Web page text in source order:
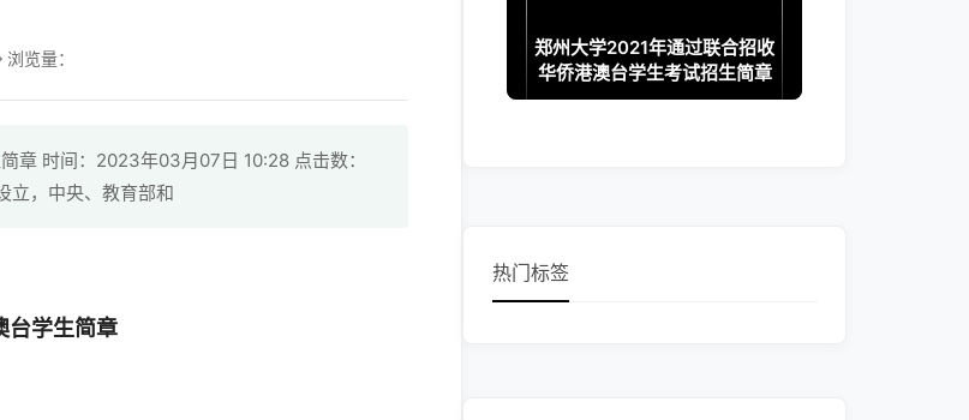
浏览量：
章 时间：2023年03月07日 10:28 点击数：
立，中央、教育部和
台学生简章
郑州大学2021年通过联合招收
华侨港澳台学生考试招生简章
热门标签